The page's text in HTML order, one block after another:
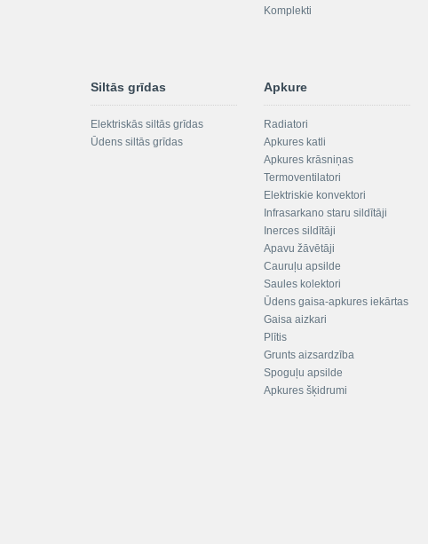
Komplekti
Siltās grīdas
Elektriskās siltās grīdas
Ūdens siltās grīdas
Apkure
Radiatori
Apkures katli
Apkures krāsniņas
Termoventilatori
Elektriskie konvektori
Infrasarkano staru sildītāji
Inerces sildītāji
Apavu žāvētāji
Cauruļu apsilde
Saules kolektori
Ūdens gaisa-apkures iekārtas
Gaisa aizkari
Plītis
Grunts aizsardzība
Spoguļu apsilde
Apkures šķidrumi